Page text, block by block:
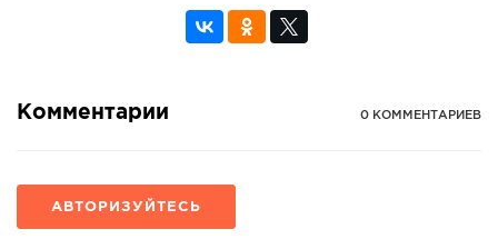
Комментарии 0 КОММЕНТАРИЕВ
АВТОРИЗУЙТЕСЬ